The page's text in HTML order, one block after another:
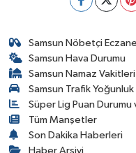
Samsun Nöbetçi
Samsun Hava Durumu
Samsun Namaz Vakitleri
Samsun Trafik Yoğunluk
Süper Lig Puan Durumu
Tüm Manşetler
Son Dakika Haberleri
Haber Arşivi